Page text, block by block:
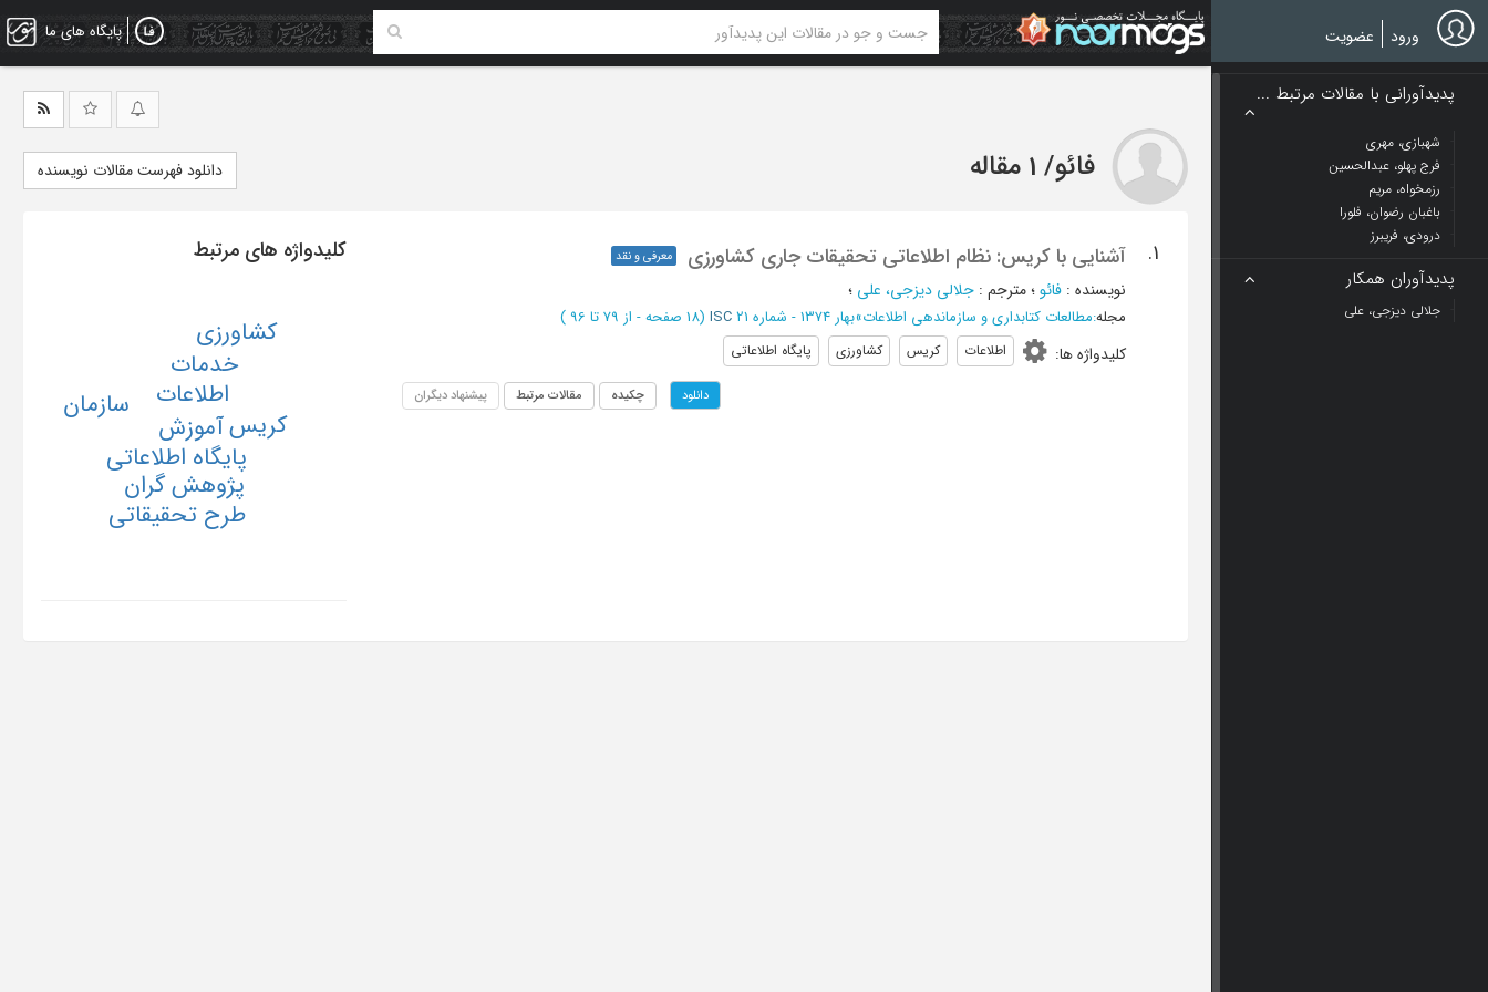
Skip
to
main
پایگاه های ما ورود عضویت
پدیدآورانی با مقالات مرتبط ...
شهبازی، مهری
فرج پهلو، عبدالحسین
رزمخواه، مریم
باغبان رضوان، فلورا
درودی، فریبرز
پدیدآوران همکار
جلالی دیزجی، علی
فائو/ 1 مقاله دانلود فهرست مقالات نویسنده
1. آشنایی با کریس: نظام اطلاعاتی تحقیقات جاری کشاورزی معرفی و نقد
نویسنده : فائو؛مترجم : جلالی دیزجی، علی ؛
مجله:مطالعات کتابداری و سازماندهی اطلاعات»بهار 1374 - شماره 21 ISC (‎18 صفحه - از 79 تا 96 )
کلیدواژه ها: اطلاعات کریس کشاورزی پایگاه اطلاعاتی
دانلود چکیده مقالات مرتبط پیشنهاد دیگران
کلیدواژه های مرتبط
آموزش
اطلاعات
پایگاه اطلاعاتی
پژوهش گران
خدمات
سازمان
طرح تحقیقاتی
کریس
کشاورزی